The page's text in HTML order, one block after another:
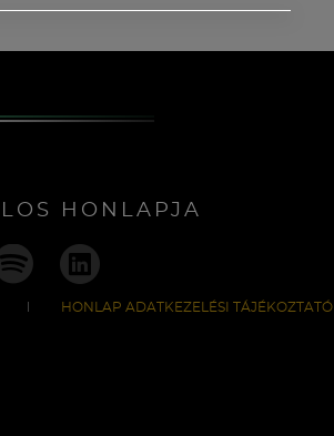
HONLAPJA
HONLAP ADATKEZELÉSI TÁJÉKOZTATÓ